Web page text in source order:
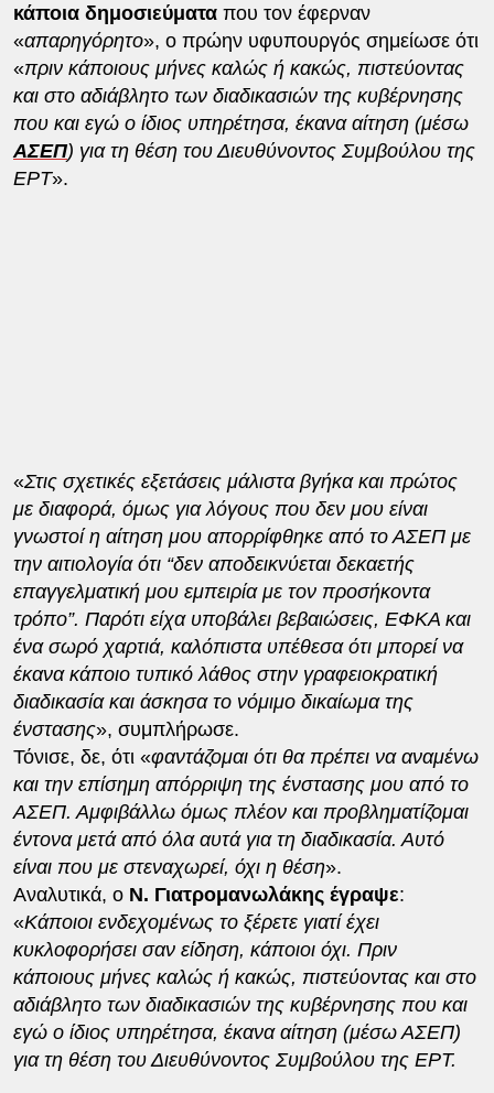
κάποια δημοσιεύματαπου τον έφερναν
«απαρηγόρητο», ο πρώην υφυπουργός σημείωσε ότι
«πριν κάποιους μήνες καλώς ή κακώς, πιστεύοντας
και στο αδιάβλητο των διαδικασιών της κυβέρνησης
που και εγώ ο ίδιος υπηρέτησα, έκανα αίτηση (μέσω
ΑΣΕΠ) για τη θέση του Διευθύνοντος Συμβούλου της
ΕΡΤ».
«Στις σχετικές εξετάσεις μάλιστα βγήκα και πρώτος
με διαφορά, όμως για λόγους που δεν μου είναι
γνωστοί η αίτηση μου απορρίφθηκε από το ΑΣΕΠ με
την αιτιολογία ότι “δεν αποδεικνύεται δεκαετής
επαγγελματική μου εμπειρία με τον προσήκοντα
τρόπο”. Παρότι είχα υποβάλει βεβαιώσεις, ΕΦΚΑ και
ένα σωρό χαρτιά, καλόπιστα υπέθεσα ότι μπορεί να
έκανα κάποιο τυπικό λάθος στην γραφειοκρατική
διαδικασία και άσκησα το νόμιμο δικαίωμα της
ένστασης», συμπλήρωσε.
Τόνισε, δε, ότι «φαντάζομαι ότι θα πρέπει να αναμένω
και την επίσημη απόρριψη της ένστασης μου από το
ΑΣΕΠ. Αμφιβάλλω όμως πλέον και προβληματίζομαι
έντονα μετά από όλα αυτά για τη διαδικασία. Αυτό
είναι που με στεναχωρεί, όχι η θέση».
Αναλυτικά, ο Ν. Γιατρομανωλάκης έγραψε:
«Κάποιοι ενδεχομένως το ξέρετε γιατί έχει
κυκλοφορήσει σαν είδηση, κάποιοι όχι. Πριν
κάποιους μήνες καλώς ή κακώς, πιστεύοντας και στο
αδιάβλητο των διαδικασιών της κυβέρνησης που και
εγώ ο ίδιος υπηρέτησα, έκανα αίτηση (μέσω ΑΣΕΠ)
για τη θέση του Διευθύνοντος Συμβούλου της ΕΡΤ.